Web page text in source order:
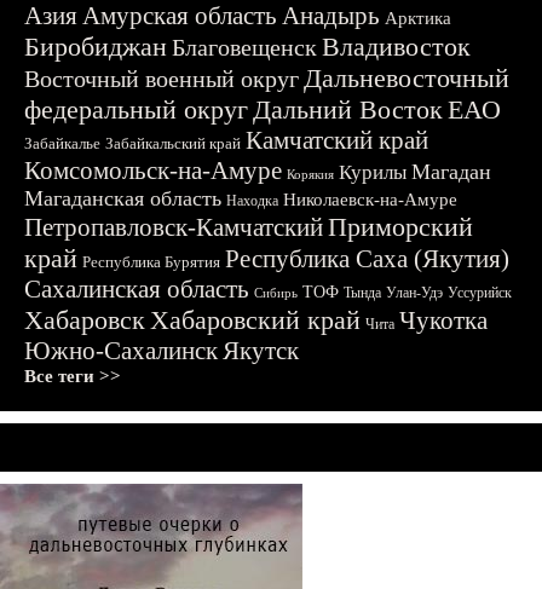
АзияАмурская область Анадырь Арктика
БиробиджанБлаговещенскВладивосток
Восточный военный округДальневосточный
федеральный округДальний ВостокЕАО
Забайкалье Забайкальский край Камчатский край
Комсомольск-на-Амуре Корякия Курилы Магадан
Магаданская область Находка Николаевск-на-Амуре
Петропавловск-КамчатскийПриморский
край Республика Бурятия Республика Саха (Якутия)
Сахалинская область Сибирь ТОФ Тында Улан-Удэ Уссурийск
ХабаровскХабаровский край Чита Чукотка
Южно-СахалинскЯкутск
Все теги >>